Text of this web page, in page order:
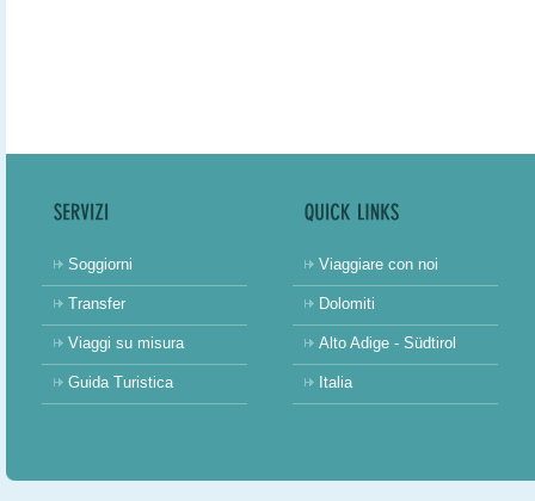
Soggiorni
Transfer
Viaggi su misura
Guida Turistica
Viaggiare con noi
Dolomiti
Alto Adige - Südtirol
Italia